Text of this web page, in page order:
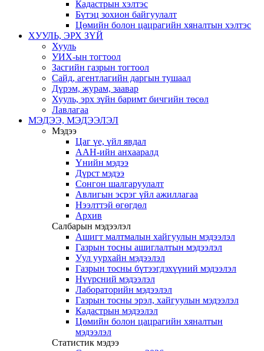
Кадастрын хэлтэс
Бүтэц зохион байгуулалт
Цөмийн болон цацрагийн хяналтын хэлтэс
ХУУЛЬ, ЭРХ ЗҮЙ
Хууль
УИХ-ын тогтоол
Засгийн газрын тогтоол
Сайд, агентлагийн даргын тушаал
Дүрэм, журам, заавар
Хууль, эрх зүйн баримт бичгийн төсөл
Лавлагаа
МЭДЭЭ, МЭДЭЭЛЭЛ
Мэдээ
Цаг үе, үйл явдал
ААН-ийн анхааралд
Үнийн мэдээ
Дүрст мэдээ
Сонгон шалгаруулалт
Авлигын эсрэг үйл ажиллагаа
Нээлттэй өгөгдөл
Архив
Салбарын мэдээлэл
Ашигт малтмалын хайгуулын мэдээлэл
Газрын тосны ашиглалтын мэдээлэл
Уул уурхайн мэдээлэл
Газрын тосны бүтээгдэхүүний мэдээлэл
Нүүрсний мэдээлэл
Лабораторийн мэдээлэл
Газрын тосны эрэл, хайгуулын мэдээлэл
Кадастрын мэдээлэл
Цөмийн болон цацрагийн хяналтын
мэдээлэл
Статистик мэдээ